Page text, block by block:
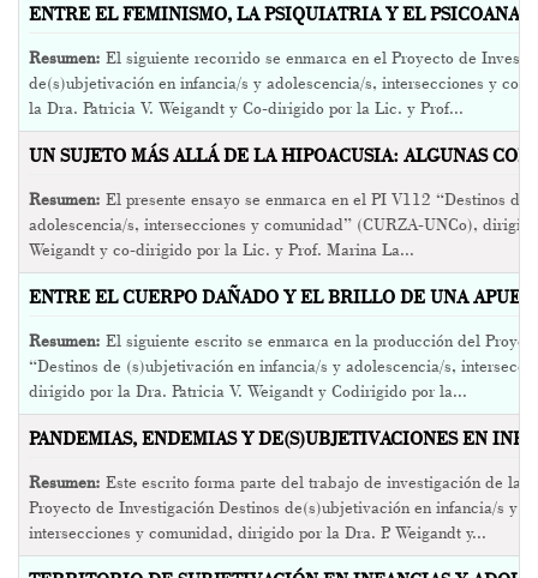
ENTRE EL FEMINISMO, LA PSIQUIATRIA Y EL
Resumen: El siguiente recorrido se enmarca en el Proyecto de
de(s)ubjetivación en infancia/s y adolescencia/s, intersecciones y
la Dra. Patricia V. Weigandt y Co-dirigido por la Lic. y Prof...
UN SUJETO MÁS ALLÁ DE LA HIPOACUSIA: ALGUNAS
Resumen: El presente ensayo se enmarca en el PI V112 “Destinos
adolescencia/s, intersecciones y comunidad” (CURZA-UNCo),
Weigandt y co-dirigido por la Lic. y Prof. Marina La...
ENTRE EL CUERPO DAÑADO Y EL BRILLO DE UNA
Resumen: El siguiente escrito se enmarca en la producción del
“Destinos de (s)ubjetivación en infancia/s y adolescencia/s,
dirigido por la Dra. Patricia V. Weigandt y Codirigido por la...
PANDEMIAS, ENDEMIAS Y DE(S)UBJETIVACIONES EN
Resumen: Este escrito forma parte del trabajo de investigación de la
Proyecto de Investigación Destinos de(s)ubjetivación en infancia/s y
intersecciones y comunidad, dirigido por la Dra. P. Weigandt y...